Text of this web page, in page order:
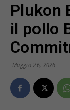
Plukon
il pollo
Maggio 26, 2026